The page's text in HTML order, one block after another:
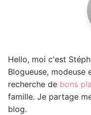
Hello, moi c'est
Blogueuse, modeuse
recherche de bons
famille. Je partage
blog.